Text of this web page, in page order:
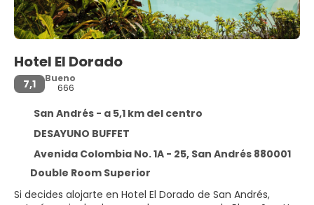
Hotel El Dorado
7,1
Bueno
666
San Andrés - a 5,1 km del centro
DESAYUNO BUFFET
Avenida Colombia No. 1A - 25, San Andrés 880001
Double Room Superior
Si decides alojarte en Hotel El Dorado de San Andrés,